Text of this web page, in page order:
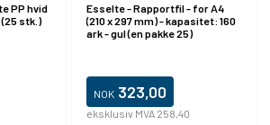
PP hvid
stk.)
Esselte - Rapportfil - for A4
(210 x 297 mm) - kapasitet: 160
ark - gul (en pakke 25)
NOK 323,00
eksklusiv MVA 258,40